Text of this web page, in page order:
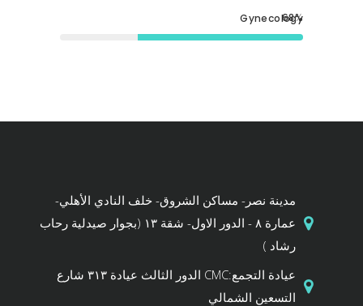
Gynecology
68
مدينة نصر- مساكن الشروق- خلف النادي الأهلي-
عمارة ٨ - الدور الاول- شقة ١٣ (بجوار صيدلية رحاب
رشاد )
عيادة التجمع:CMC الدور الثالث عيادة ٣١٣ شارع
التسعين الشمالي